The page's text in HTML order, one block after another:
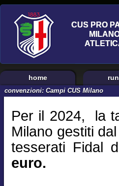
home
convenzioni: Campi CUS Milano
Per il 2024, la
Milano gestiti
tesserati Fidal
euro.